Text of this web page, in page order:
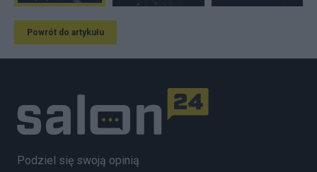
Powrót do artykułu
Podziel się swoją opinią